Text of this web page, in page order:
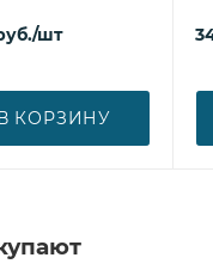
/шт
КОРЗИНУ